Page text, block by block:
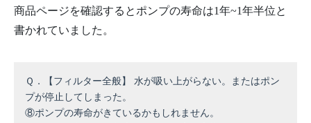
商品ページを確認するとポンプの寿命は1年~1年半位と
書かれていました。
Ｑ．【フィルター全般】 水が吸い上がらない。またはポン
プが停止してしまった。
⑧ポンプの寿命がきているかもしれません。